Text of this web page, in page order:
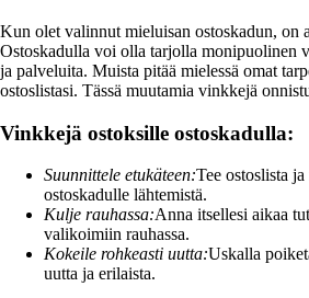
Kun olet valinnut mieluisan ostoskadun, on
Ostoskadulla voi olla tarjolla monipuolinen
ja palveluita. Muista pitää mielessä omat
ostoslistasi. Tässä muutamia vinkkejä
Vinkkejä ostoksille ostoskadulla:
Suunnittele etukäteen:Tee ostoslista
ostoskadulle lähtemistä.
Kulje rauhassa:Anna itsellesi aikaa
valikoimiin rauhassa.
Kokeile rohkeasti uutta:Uskalla
uutta ja erilaista.